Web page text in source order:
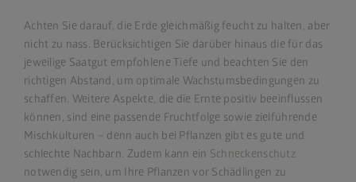
Achten Sie darauf, die Erde gleichmäßig feucht zu halten, aber
nicht zu nass. Berücksichtigen Sie darüber hinaus die für das
jeweilige Saatgut empfohlene Tiefe und beachten Sie den
richtigen Abstand, um optimale Wachstumsbedingungen zu
schaffen. Weitere Aspekte, die die Ernte positiv beeinflussen
können, sind eine passende Fruchtfolge sowie zielführende
Mischkulturen – denn auch bei Pflanzen gibt es gute und
schlechte Nachbarn. Zudem kann ein Schneckenschutz
notwendig sein, um Ihre Pflanzen vor Schädlingen zu